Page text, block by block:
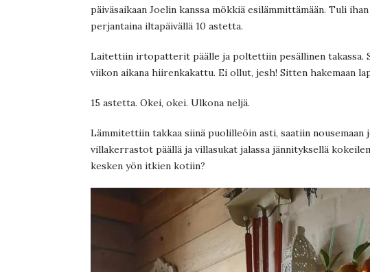
päiväsaikaan Joelin kanssa mökkiä esilämmittämään. Tuli
perjantaina iltapäivällä 10 astetta.
Laitettiin irtopatterit päälle ja poltettiin pesällinen takassa.
viikon aikana hiirenkakattu. Ei ollut, jesh! Sitten hakemaan
15 astetta. Okei, okei. Ulkona neljä.
Lämmitettiin takkaa siinä puolilleöin asti, saatiin
villakerrastot päällä ja villasukat jalassa jännityksellä
kesken yön itkien kotiin?